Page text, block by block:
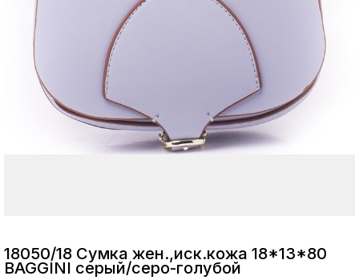
Москва
Да, все верно Изменить город
Покупателям
18050/18 Сумка жен.,иск.кожа 18*13*80
BAGGINI серый/серо-голубой